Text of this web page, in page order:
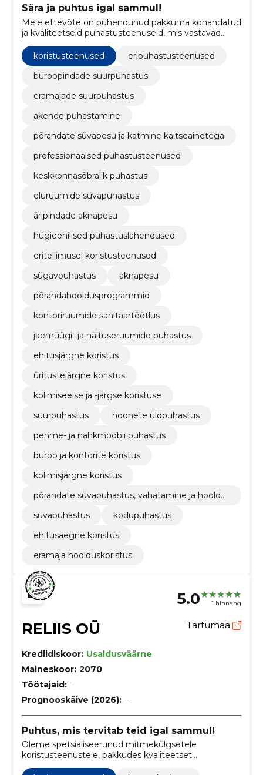
Sära ja puhtus igal sammul!
Meie ettevõte on pühendunud pakkuma kohandatud
ja kvaliteetseid puhastusteenuseid, mis vastavad
koristusteenused
eripuhastusteenused
büroopindade suurpuhastus
eramajade suurpuhastus
akende puhastamine
põrandate süvapesu ja katmine kaitseainetega
professionaalsed puhastusteenused
keskkonnasõbralik puhastus
eluruumide süvapuhastus
äripindade aknapesu
hügieenilised puhastuslahendused
eritellimusel koristusteenused
sügavpuhastus
aknapesu
põrandahooldusprogrammid
kontoriruumide sanitaartöötlus
jaemüügi- ja näituseruumide puhastus
ehitusjärgne koristus
üritustejärgne koristus
kolimiseelse ja -järgse koristuse
suurpuhastus
hoonete üldpuhastus
pehme- ja nahkmööbli puhastus
büroo ja kontorite koristus
kolimisjärgne koristus
põrandate süvapuhastus, vahatamine ja hooldu
süvapuhastus
kodupuhastus
ehitusaegne koristus
eramaja hoolduskoristus
5.0 1 hinnang
RELIIS OÜ Tartumaa
Krediidiskoor: Usaldusväärne
Maineskoor: 2070
Töötajaid: –
Prognooskäive (2026): –
Puhtus, mis tervitab teid igal sammul!
Oleme spetsialiseerunud mitmekülgsetele
koristusteenustele, pakkudes kvaliteetset
ehitusjärgset koristust, äripindade hooldust,